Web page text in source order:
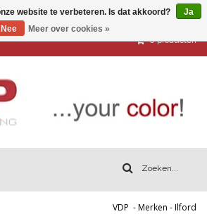
0 producten
VDP -Merken -Ilford
website te verbeteren. Is dat akkoord?
Ja
Nee
Meer over cookies »